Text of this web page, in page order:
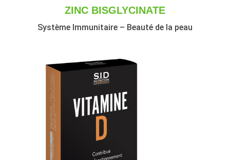
ZINC BISGLYCINATE
Système Immunitaire – Beauté de la peau